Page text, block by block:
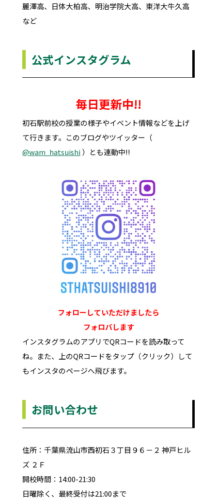
麗澤高、日体大柏高、明治学院大高、東洋大牛久高
など
公式インスタグラム
毎日更新中!!
初石駅前校の授業の様子やイベント情報などを上げ
て行きます。このブログやツイッター（
@wam_hatsuishi）とも連動中!!
フォローしていただけましたら
フォロバします
インスタグラムのアプリでQRコードを読み取って
ね。また、上のQRコードをタップ（クリック）して
もインスタのページへ飛びます。
お問い合わせ
住所：千葉県流山市西初石３丁目９６－２ 神戸ヒル
ズ ２Ｆ
開校時間：14:00-21:30
日曜除く、最終受付は21:00まで